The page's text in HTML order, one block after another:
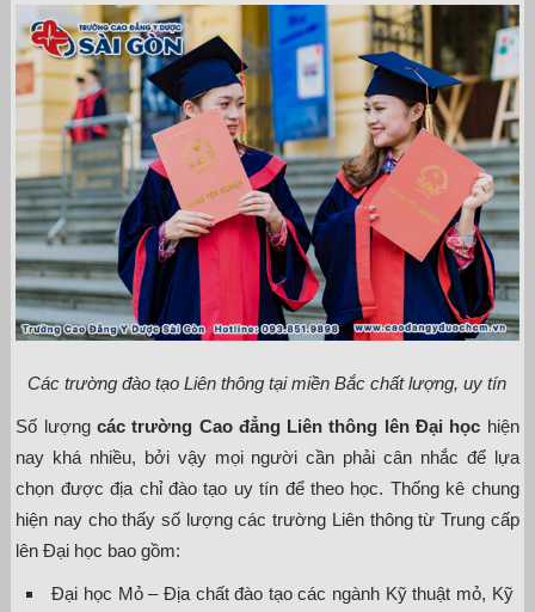
Các trường đào tạo Liên thông tại miền Bắc chất lượng, uy tín
Số lượng các trường Cao đẳng Liên thông lên Đại học hiện
nay khá nhiều, bởi vậy mọi người cần phải cân nhắc để lựa
chọn được địa chỉ đào tạo uy tín để theo học. Thống kê chung
hiện nay cho thấy số lượng các trường Liên thông từ Trung cấp
lên Đại học bao gồm:
Đại học Mỏ – Địa chất đào tạo các ngành Kỹ thuật mỏ, Kỹ